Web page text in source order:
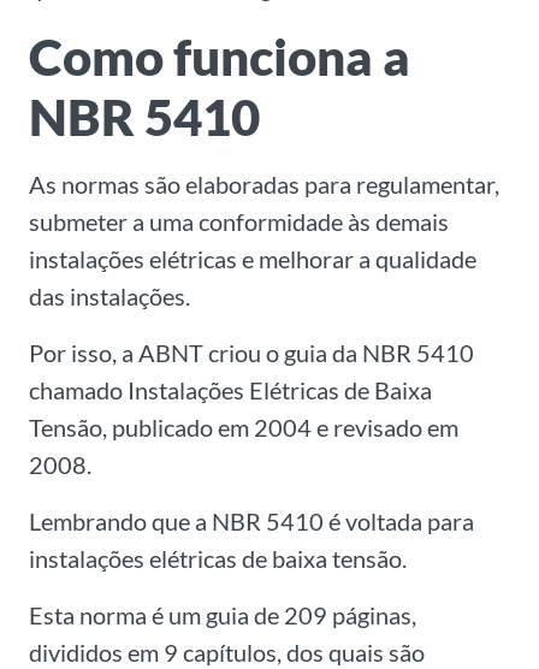
Como funciona a
NBR 5410
As normas são elaboradas para regulamentar,
submeter a uma conformidade às demais
instalações elétricas e melhorar a qualidade
das instalações.
Por isso, a ABNT criou o guia da NBR 5410
chamado Instalações Elétricas de Baixa
Tensão, publicado em 2004 e revisado em
2008.
Lembrando que a NBR 5410 é voltada para
instalações elétricas de baixa tensão.
Esta norma é um guia de 209 páginas,
divididos em 9 capítulos, dos quais são